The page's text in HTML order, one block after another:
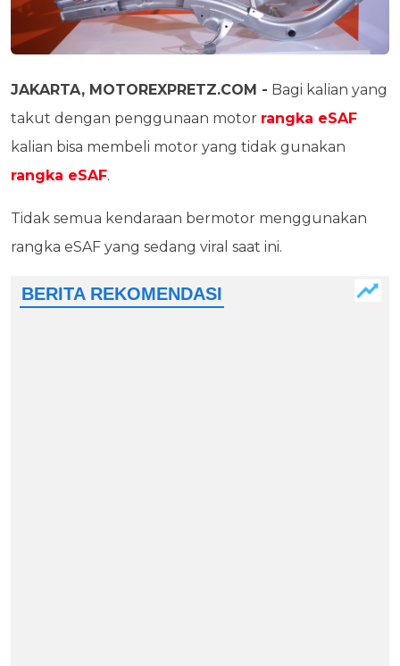
JAKARTA, MOTOREXPRETZ.COM - Bagi kalian yang
takut dengan penggunaan motor rangka eSAF
kalian bisa membeli motor yang tidak gunakan
rangka eSAF.
Tidak semua kendaraan bermotor menggunakan
rangka eSAF yang sedang viral saat ini.